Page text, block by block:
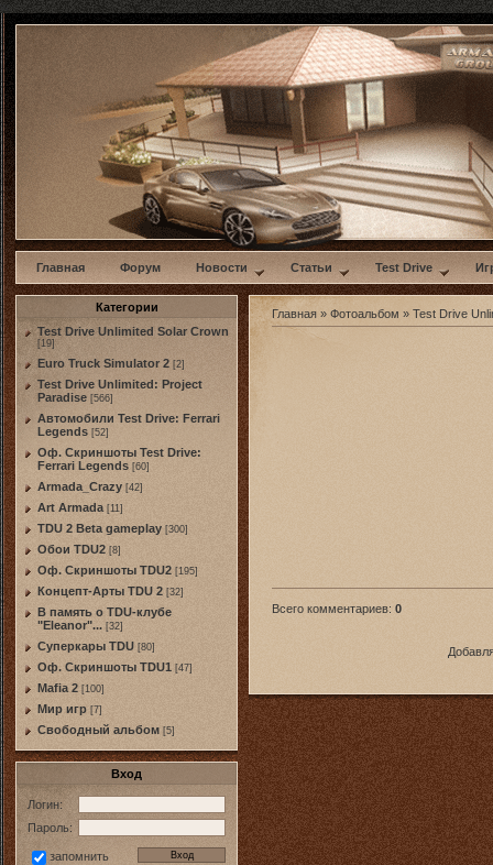
w
Главная Форум Новости Статьи Test Drive
Категории
Test Drive Unlimited Solar Crown
[19]
Euro Truck Simulator 2 [2]
Test Drive Unlimited: Project
Paradise [566]
Автомобили Test Drive: Ferrari
Legends [52]
Оф. Скриншоты Test Drive:
Ferrari Legends [60]
Armada_Crazy [42]
Art Armada [11]
TDU 2 Beta gameplay [300]
Обои TDU2 [8]
Оф. Скриншоты TDU2 [195]
Концепт-Арты TDU 2 [32]
В память о TDU-клубе
"Eleanor"... [32]
Суперкары TDU [80]
Оф. Скриншоты TDU1 [47]
Mafia 2 [100]
Мир игр [7]
Свободный альбом [5]
Вход
Логин:
Пароль:
запомнить
Главная » Фотоальбом » Test Drive
Всего комментариев: 0